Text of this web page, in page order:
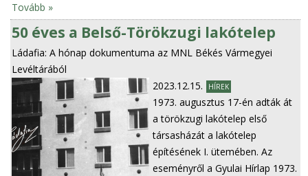
Tovább »
50 éves a Belső-Törökzugi lakótelep
Ládafia: A hónap dokumentuma az MNL Békés Vármegyei
Levéltárából
2023.12.15.
HÍREK
1973. augusztus 17-én adták át
a törökzugi lakótelep első
társasházát a lakótelep
építésének I. ütemében. Az
eseményről a Gyulai Hírlap 1973.